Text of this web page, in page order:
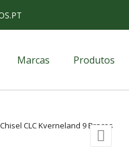
Marcas Produtos
Chisel CLC Kverneland 9 Braços
